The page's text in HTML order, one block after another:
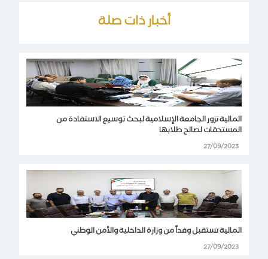
أخبار ذات صلة
المالية تزور الجامعة الإسلامية لبحث توسيع الاستفادة من
المستحقات لصالح طلابها
27/09/2023
المالية تستقبل وفداً من وزارة الداخلية والأمن الوطني
27/09/2023